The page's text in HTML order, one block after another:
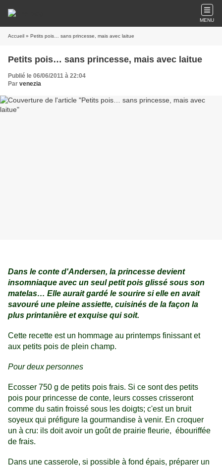
MENU
Accueil » Petits pois… sans princesse, mais avec laitue
Petits pois… sans princesse, mais avec laitue
Publié le 06/06/2011 à 22:04
Par venezia
Dans le conte d'Andersen, la princesse devient
insomniaque avec un seul petit pois glissé sous son
matelas… Elle aurait gardé le sourire si elle en avait
savouré une pleine assiette, cuisinés de la façon la
plus printanière et exquise qui soit.
Cette recette est un hommage au printemps finissant et
aux petits pois de plein champ.
Pour deux personnes
Ecosser 750 g de petits pois frais. Si ce sont des petits
pois pour princesse de conte, leurs cosses crisseront
comme du satin froissé sous les doigts; c'est un bruit
soyeux qui préfigure la gourmandise à venir. En croquer
un à cru: ils doit avoir un goût de prairie fleurie, ébouriffée
de frais.
Dans une casserole, si possible à fond épais, préparer un